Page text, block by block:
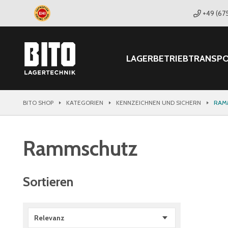
+49
LAGERBETRIEB
BITO SHOP KATEGORIEN KENNZEICHNEN UND SICHERN
Rammschutz
Sortieren
Relevanz